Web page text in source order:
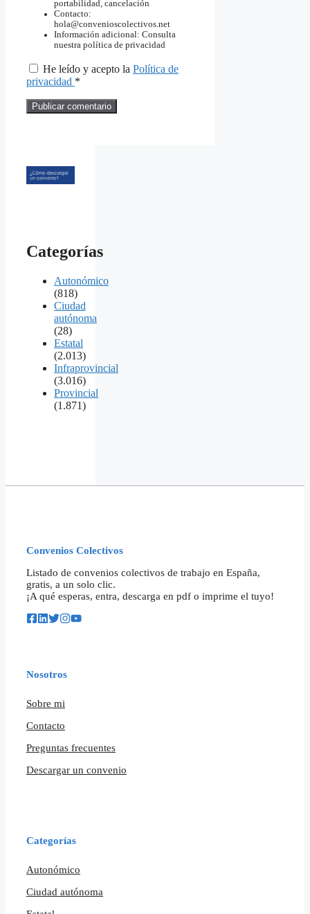
portabilidad, cancelación
Contacto:
hola@convenioscolectivos.net
Información adicional: Consulta
nuestra política de privacidad
He leído y acepto la Política de
privacidad *
Categorías
Autonómico
(818)
Ciudad
autónoma
(28)
Estatal
(2.013)
Infraprovincial
(3.016)
Provincial
(1.871)
Convenios Colectivos
Listado de convenios colectivos de trabajo en España,
gratis, a un solo clic.
¡A qué esperas, entra, descarga en pdf o imprime el tuyo!
Nosotros
Sobre mi
Contacto
Preguntas frecuentes
Descargar un convenio
Categorías
Autonómico
Ciudad autónoma